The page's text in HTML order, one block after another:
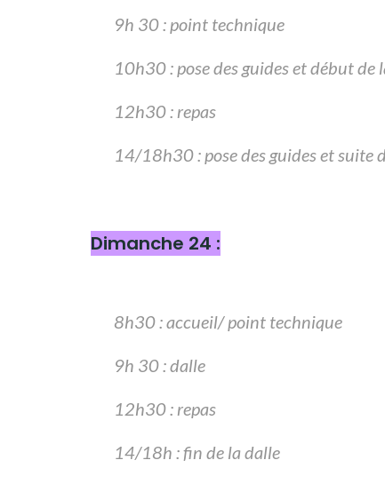
9h 30 : point technique
10h30 : pose des guides et début de
12h30 : repas
14/18h30 : pose des guides et suite
Dimanche 24 :
8h30 : accueil/ point technique
9h 30 : dalle
12h30 : repas
14/18h : fin de la dalle